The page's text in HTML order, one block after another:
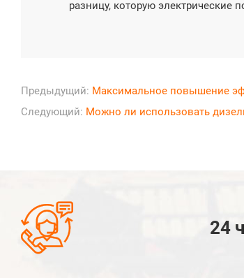
разницу, которую электрические
Предыдущий: Максимальное повышение
Следующий: Можно ли использовать
 24